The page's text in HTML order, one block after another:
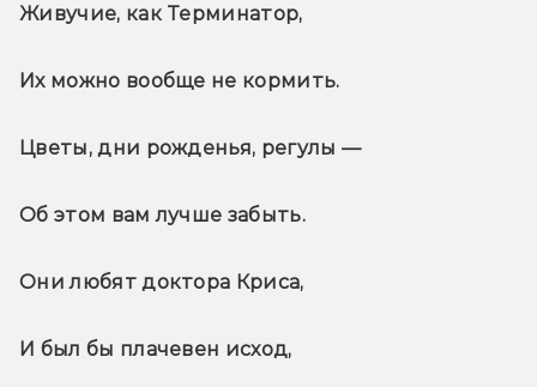
Живучие, как Терминатор,
Их можно вообще не кормить.
Цветы, дни рожденья, регулы —
Об этом вам лучше забыть.
Они любят доктора Криса,
И был бы плачевен исход,